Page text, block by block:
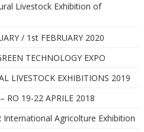
Livestock Exhibition of
/ 1st FEBRUARY 2020
TECHNOLOGY EXPO
LIVESTOCK EXHIBITIONS 2019
RO 19-22 APRILE 2018
International Agricolture Exhibition